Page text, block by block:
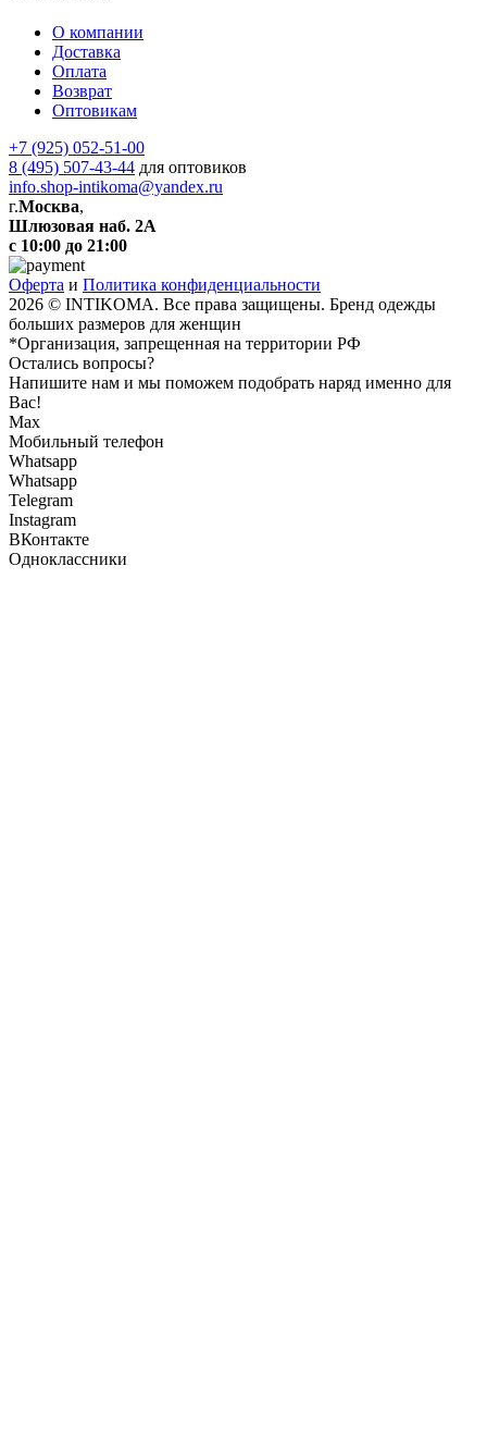
О компании
Доставка
Оплата
Возврат
Оптовикам
+7 (925) 052-51-00
8 (495) 507-43-44 для оптовиков
info.shop-intikoma@yandex.ru
г.Москва,
Шлюзовая наб. 2А
с 10:00 до 21:00
Оферта и Политика конфиденциальности
2026 © INTIKOMA. Все права защищены. Бренд одежды
больших размеров для женщин
*Организация, запрещенная на территории РФ
Остались вопросы?
Напишите нам и мы поможем подобрать наряд именно для
Вас!
Max
Мобильный телефон
Whatsapp
Whatsapp
Telegram
Instagram
ВКонтакте
Одноклассники